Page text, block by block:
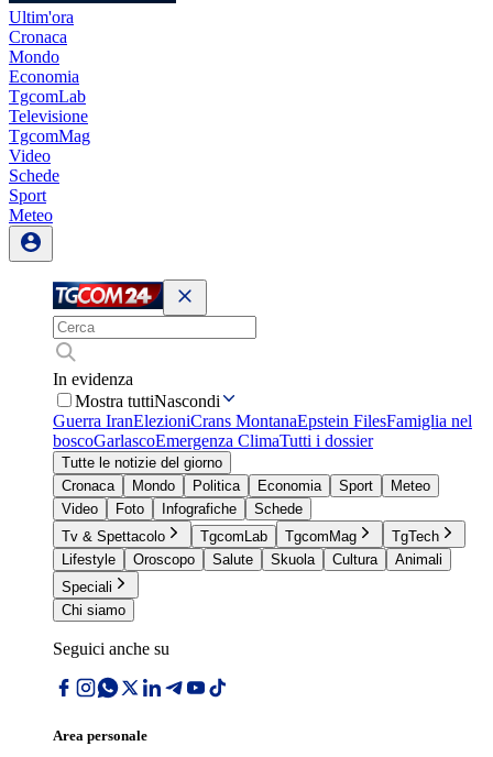
Ultim'ora
Cronaca
Mondo
Economia
TgcomLab
Televisione
TgcomMag
Video
Schede
Sport
Meteo
In evidenza
Mostra tuttiNascondi
Guerra IranElezioniCrans MontanaEpstein FilesFamiglia nel
boscoGarlascoEmergenza ClimaTutti i dossier
Tutte le notizie del giorno
Cronaca
Mondo Politica Economia Sport
Meteo
Video
Foto Infografiche
Schede
Tv & Spettacolo
TgcomLab TgcomMag
TgTech
Lifestyle
Oroscopo Salute Skuola Cultura
Animali
Speciali
Chi siamo
Seguici anche su
Area personale